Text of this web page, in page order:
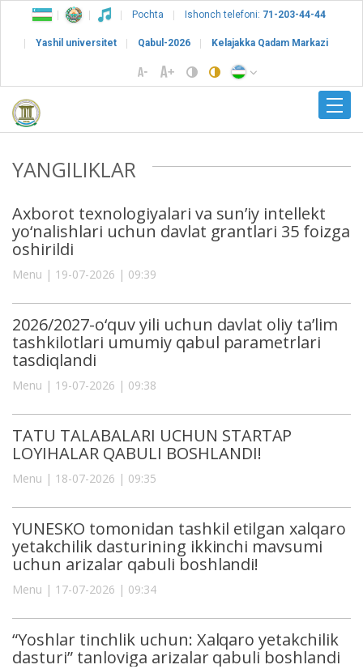
Pochta Ishonch telefoni: 71-203-44-44
Yashil universitet Qabul-2026 Kelajakka Qadam Markazi
YANGILIKLAR
Axborot texnologiyalari va sun’iy intellekt
yo‘nalishlari uchun davlat grantlari 35 foizga
oshirildi
Menu | 19-07-2026 | 09:39
2026/2027-o‘quv yili uchun davlat oliy ta’lim
tashkilotlari umumiy qabul parametrlari
tasdiqlandi
Menu | 19-07-2026 | 09:38
TATU TALABALARI UCHUN STARTAP
LOYIHALAR QABULI BOSHLANDI!
Menu | 18-07-2026 | 09:35
YUNESKO tomonidan tashkil etilgan xalqaro
yetakchilik dasturining ikkinchi mavsumi
uchun arizalar qabuli boshlandi!
Menu | 17-07-2026 | 09:34
“Yoshlar tinchlik uchun: Xalqaro yetakchilik
dasturi” tanloviga arizalar qabuli boshlandi